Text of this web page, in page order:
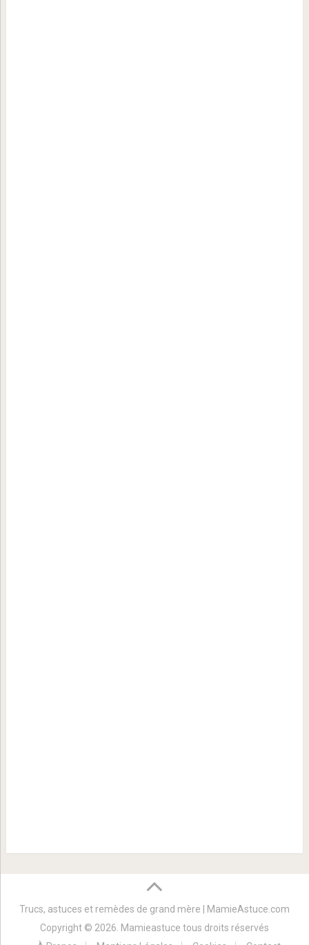
Trucs, astuces et remèdes de grand mère | MamieAstuce.com
Copyright © 2026. Mamieastuce tous droits réservés